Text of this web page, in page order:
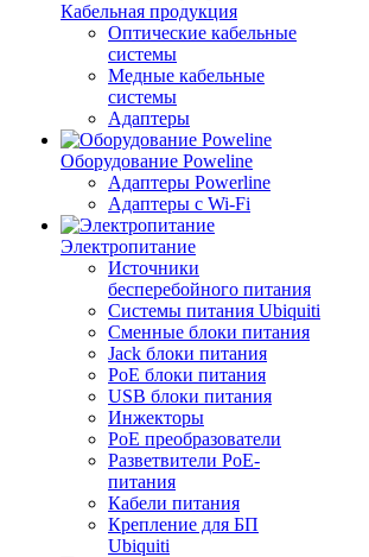
Кабельная продукция
Оптические кабельные
системы
Медные кабельные
системы
Адаптеры
Оборудование Poweline
Адаптеры Powerline
Адаптеры с Wi-Fi
Электропитание
Источники
бесперебойного питания
Системы питания Ubiquiti
Сменные блоки питания
Jack блоки питания
PoE блоки питания
USB блоки питания
Инжекторы
PoE преобразователи
Разветвители PoE-
питания
Кабели питания
Крепление для БП
Ubiquiti